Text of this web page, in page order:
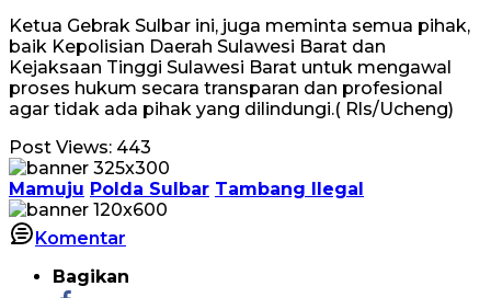
Ketua Gebrak Sulbar ini, juga meminta semua pihak,
baik Kepolisian Daerah Sulawesi Barat dan
Kejaksaan Tinggi Sulawesi Barat untuk mengawal
proses hukum secara transparan dan profesional
agar tidak ada pihak yang dilindungi.( Rls/Ucheng)
Post Views: 443
Mamuju Polda Sulbar Tambang Ilegal
Komentar
Bagikan